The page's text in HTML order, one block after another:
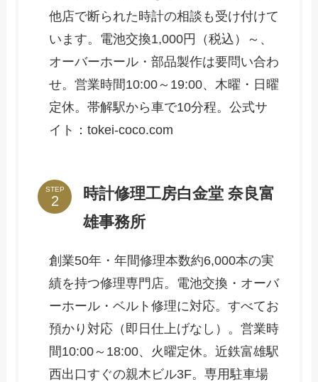
他店で断られた時計の相談も受け付けて
います。電池交換1,000円（税込）～、
オーバーホール・部品製作は要問い合わ
せ。営業時間10:00～19:00、木曜・日曜
定休。帯解駅から車で10分程。公式サ
イト：tokei-coco.com
STEP
時計修理工房白金堂 奈良富
雄事務所
創業50年・年間修理本数約6,000本の実
績を持つ修理専門店。電池交換・オーバ
ーホール・ベルト修理に対応。すべてお
預かり対応（即日仕上げなし）。営業時
間10:00～18:00、火曜定休。近鉄富雄駅
西出口すぐの親木ビル3F。専用駐車場